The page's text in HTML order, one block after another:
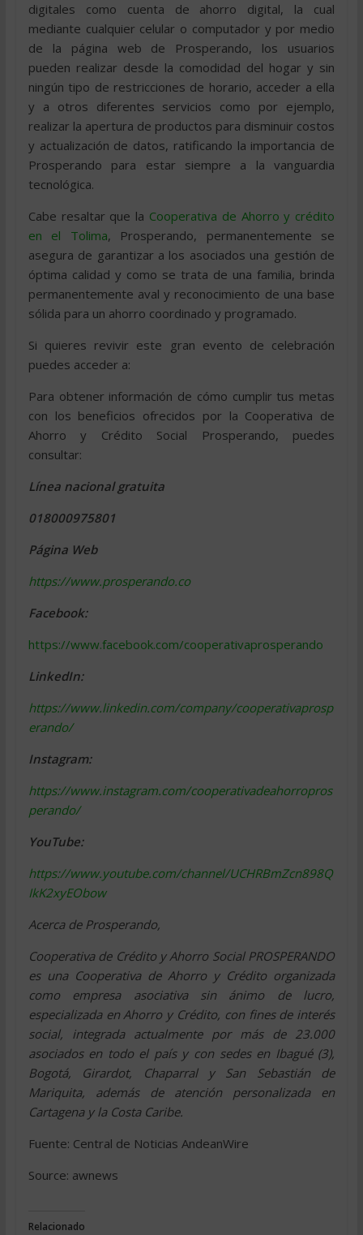
digitales como cuenta de ahorro digital, la cual
mediante cualquier celular o computador y por medio
de la página web de Prosperando, los usuarios
pueden realizar desde la comodidad del hogar y sin
ningún tipo de restricciones de horario, acceder a ella
y a otros diferentes servicios como por ejemplo,
realizar la apertura de productos para disminuir costos
y actualización de datos, ratificando la importancia de
Prosperando para estar siempre a la vanguardia
tecnológica.
Cabe resaltar que la Cooperativa de Ahorro y crédito
en el Tolima, Prosperando, permanentemente se
asegura de garantizar a los asociados una gestión de
óptima calidad y como se trata de una familia, brinda
permanentemente aval y reconocimiento de una base
sólida para un ahorro coordinado y programado.
Si quieres revivir este gran evento de celebración
puedes acceder a:
Para obtener información de cómo cumplir tus metas
con los beneficios ofrecidos por la Cooperativa de
Ahorro y Crédito Social Prosperando, puedes
consultar:
Línea nacional gratuita
018000975801
Página Web
https://www.prosperando.co
Facebook:
https://www.facebook.com/cooperativaprosperando
LinkedIn:
https://www.linkedin.com/company/cooperativaprosp
erando/
Instagram:
https://www.instagram.com/cooperativadeahorropros
perando/
YouTube:
https://www.youtube.com/channel/UCHRBmZcn898Q
IkK2xyEObow
Acerca de Prosperando,
Cooperativa de Crédito y Ahorro Social PROSPERANDO
es una Cooperativa de Ahorro y Crédito organizada
como empresa asociativa sin ánimo de lucro,
especializada en Ahorro y Crédito, con fines de interés
social, integrada actualmente por más de 23.000
asociados en todo el país y con sedes en Ibagué (3),
Bogotá, Girardot, Chaparral y San Sebastián de
Mariquita, además de atención personalizada en
Cartagena y la Costa Caribe.
Fuente: Central de Noticias AndeanWire
Source: awnews
Relacionado